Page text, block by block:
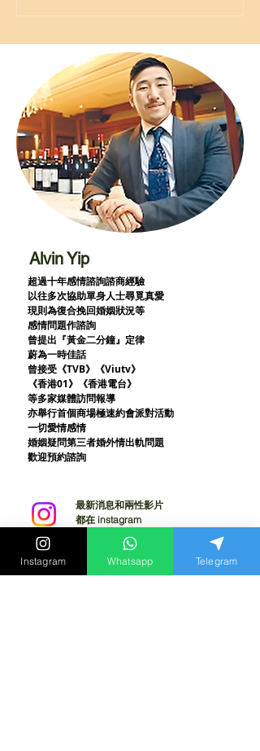
Alvin Yip
超過十年感情諮詢諮商經驗
以往多次協助單身人士尋覓真愛
現則為復合挽回婚姻狀況等
感情問題作諮詢
曾提出『黃金二分鐘』定律
蔚為一時佳話
曾接受《TVB》《Viutv》
《香港01》
《香港電台》
等多家媒體訪問報導
亦舉行首個商場極速約會派對活動
一切愛情感情
婚姻疑問第三者婚外情出軌問題
歡迎預約諮詢
最新消息和兩性影片
都在 instagram
立刻追蹤我們
Instagram Whatsapp Telegram